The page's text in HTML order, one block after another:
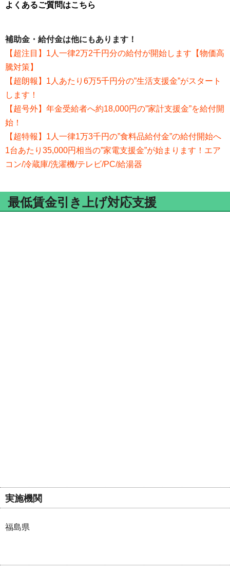
よくあるご質問はこちら
補助金・給付金は他にもあります！
【超注目】1人一律2万2千円分の給付が開始します【物価高
騰対策】
【超朗報】1人あたり6万5千円分の”生活支援金”がスタート
します！
【超号外】年金受給者へ約18,000円の”家計支援金”を給付開
始！
【超特報】1人一律1万3千円の”食料品給付金”の給付開始へ
1台あたり35,000円相当の”家電支援金”が始まります！エア
コン/冷蔵庫/洗濯機/テレビ/PC/給湯器
最低賃金引き上げ対応支援
実施機関
福島県